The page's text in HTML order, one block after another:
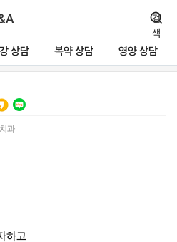
상담 복약 상담 영양 상담
검
색
치과
하고